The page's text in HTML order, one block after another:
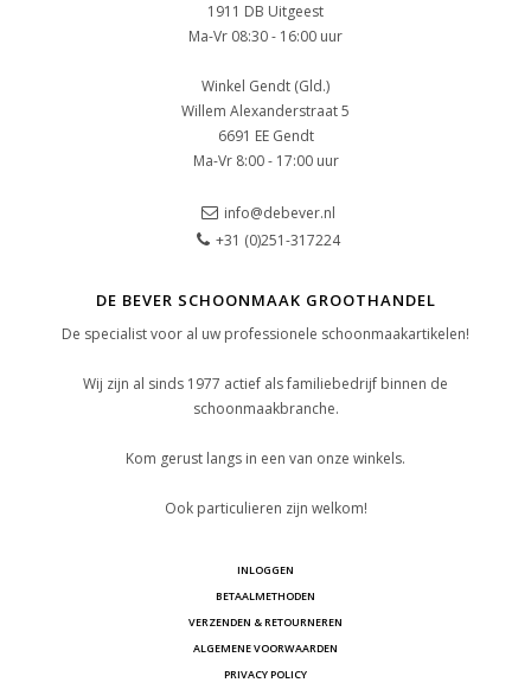
1911 DB Uitgeest
Ma-Vr 08:30 - 16:00 uur
Winkel Gendt (Gld.)
Willem Alexanderstraat 5
6691 EE Gendt
Ma-Vr 8:00 - 17:00 uur
info@debever.nl
+31 (0)251-317224
DE BEVER SCHOONMAAK GROOTHANDEL
De specialist voor al uw professionele schoonmaakartikelen!
Wij zijn al sinds 1977 actief als familiebedrijf binnen de
schoonmaakbranche.
Kom gerust langs in een van onze winkels.
Ook particulieren zijn welkom!
INLOGGEN
BETAALMETHODEN
VERZENDEN & RETOURNEREN
ALGEMENE VOORWAARDEN
PRIVACY POLICY